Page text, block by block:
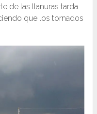
de las llanuras tarda
que los tornados